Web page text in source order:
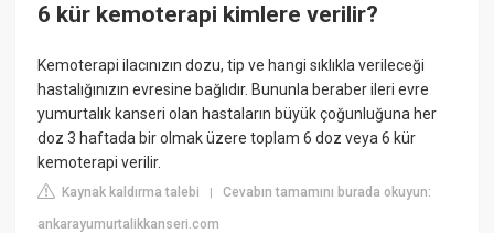
6 kür kemoterapi kimlere verilir?
Kemoterapi ilacınızın dozu, tip ve hangi sıklıkla verileceği
hastalığınızın evresine bağlıdır. Bununla beraber ileri evre
yumurtalık kanseri olan hastaların büyük çoğunluğuna her
doz 3 haftada bir olmak üzere toplam 6 doz veya 6 kür
kemoterapi verilir.
Kaynak kaldırma talebi |Cevabın tamamını burada okuyun:
ankarayumurtalikkanseri.com